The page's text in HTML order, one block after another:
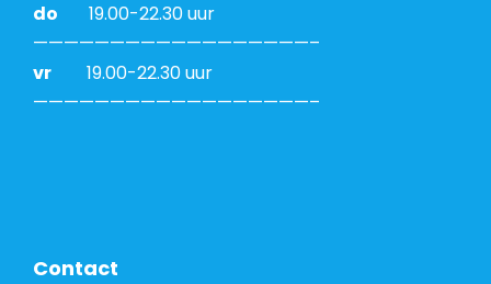
do 19.00-22.30 uur
——————————————————–
vr 19.00-22.30 uur
——————————————————–
Contact